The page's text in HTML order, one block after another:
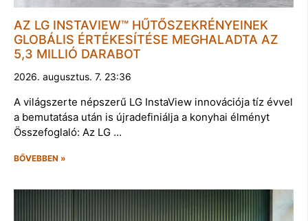
AZ LG INSTAVIEW™ HŰTŐSZEKRÉNYEINEK
GLOBÁLIS ÉRTÉKESÍTÉSE MEGHALADTA AZ
5,3 MILLIÓ DARABOT
2026. augusztus. 7. 23:36
A világszerte népszerű LG InstaView innovációja tíz évvel
a bemutatása után is újradefiniálja a konyhai élményt
Összefoglaló: Az LG …
BŐVEBBEN »